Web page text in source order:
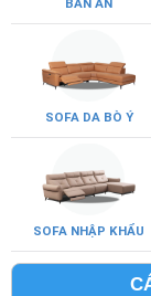
BÀN ĂN
SOFA DA BÒ Ý
SOFA NHẬP KHẨU